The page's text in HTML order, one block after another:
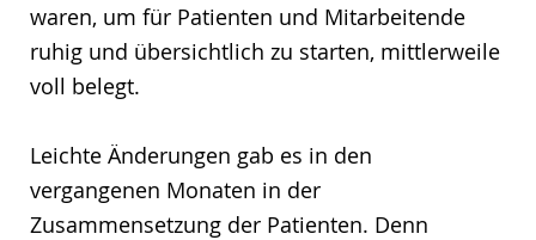
waren, um für Patienten und Mitarbeitende
ruhig und übersichtlich zu starten, mittlerweile
voll belegt.
Leichte Änderungen gab es in den
vergangenen Monaten in der
Zusammensetzung der Patienten. Denn